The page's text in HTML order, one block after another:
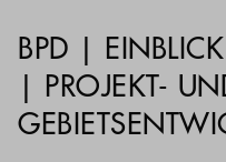
BPD |
| PROJEKT-